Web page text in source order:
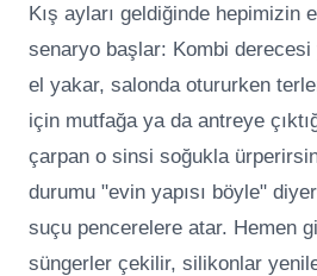
Kış ayları geldiğinde hepimizin
senaryo başlar: Kombi
el yakar, salonda otururken
için mutfağa ya da antreye
çarpan o sinsi soğukla
durumu "evin yapısı böyle"
suçu pencerelere atar. Hemen
süngerler çekilir, silikonlar